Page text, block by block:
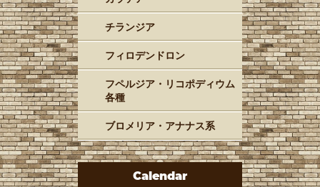
チランジア
フィロデンドロン
フペルジア・リコポディウム
各種
ブロメリア・アナナス系
Calendar